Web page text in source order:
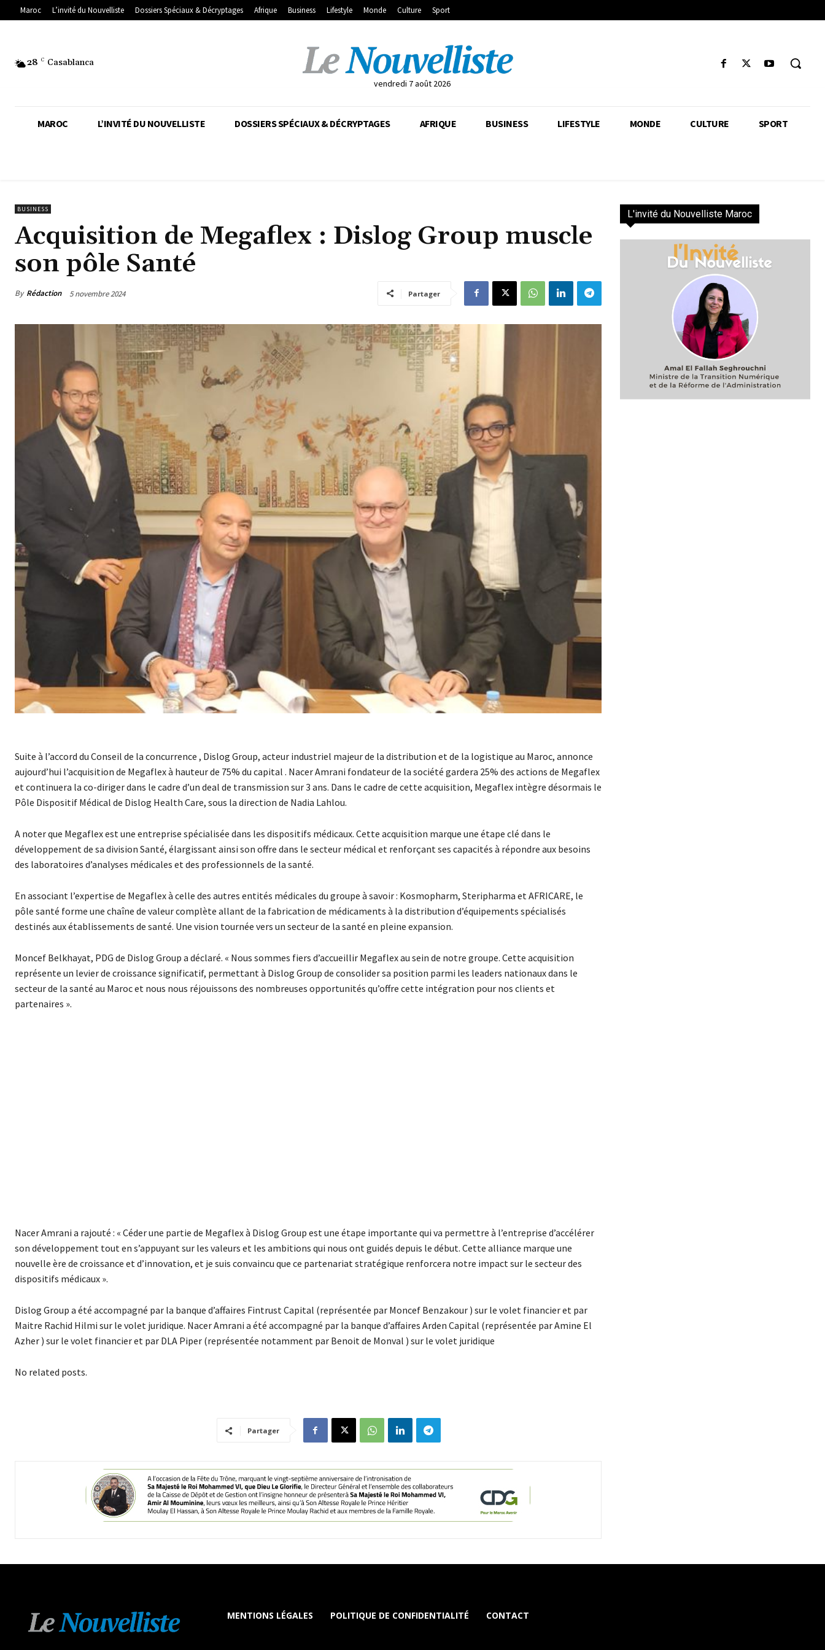
Maroc L’invité du Nouvelliste Dossiers Spéciaux & Décryptages Afrique Business Lifestyle Monde Culture Sport
28 C Casablanca
vendredi 7 août 2026
MAROC L’INVITÉ DU NOUVELLISTE DOSSIERS SPÉCIAUX & DÉCRYPTAGES AFRIQUE BUSINESS LIFESTYLE MONDE CULTURE SPORT
BUSINESS
Acquisition de Megaflex : Dislog Group muscle
son pôle Santé
By Rédaction 5 novembre 2024 Partager
Suite à l’accord du Conseil de la concurrence , Dislog Group, acteur industriel majeur de la distribution et de la logistique au Maroc, annonce
aujourd’hui l’acquisition de Megaflex à hauteur de 75% du capital . Nacer Amrani fondateur de la société gardera 25% des actions de Megaflex
et continuera la co-diriger dans le cadre d’un deal de transmission sur 3 ans. Dans le cadre de cette acquisition, Megaflex intègre désormais le
Pôle Dispositif Médical de Dislog Health Care, sous la direction de Nadia Lahlou.
A noter que Megaflex est une entreprise spécialisée dans les dispositifs médicaux. Cette acquisition marque une étape clé dans le
développement de sa division Santé, élargissant ainsi son offre dans le secteur médical et renforçant ses capacités à répondre aux besoins
des laboratoires d’analyses médicales et des professionnels de la santé.
En associant l’expertise de Megaflex à celle des autres entités médicales du groupe à savoir : Kosmopharm, Steripharma et AFRICARE, le
pôle santé forme une chaîne de valeur complète allant de la fabrication de médicaments à la distribution d’équipements spécialisés
destinés aux établissements de santé. Une vision tournée vers un secteur de la santé en pleine expansion.
Moncef Belkhayat, PDG de Dislog Group a déclaré. « Nous sommes fiers d’accueillir Megaflex au sein de notre groupe. Cette acquisition
représente un levier de croissance significatif, permettant à Dislog Group de consolider sa position parmi les leaders nationaux dans le
secteur de la santé au Maroc et nous nous réjouissons des nombreuses opportunités qu’offre cette intégration pour nos clients et
partenaires ».
Nacer Amrani a rajouté : « Céder une partie de Megaflex à Dislog Group est une étape importante qui va permettre à l’entreprise d’accélérer
son développement tout en s’appuyant sur les valeurs et les ambitions qui nous ont guidés depuis le début. Cette alliance marque une
nouvelle ère de croissance et d’innovation, et je suis convaincu que ce partenariat stratégique renforcera notre impact sur le secteur des
dispositifs médicaux ».
Dislog Group a été accompagné par la banque d’affaires Fintrust Capital (représentée par Moncef Benzakour ) sur le volet financier et par
Maitre Rachid Hilmi sur le volet juridique. Nacer Amrani a été accompagné par la banque d’affaires Arden Capital (représentée par Amine El
Azher ) sur le volet financier et par DLA Piper (représentée notamment par Benoit de Monval ) sur le volet juridique
No related posts.
Partager
L'invité du Nouvelliste Maroc
MENTIONS LÉGALES POLITIQUE DE CONFIDENTIALITÉ CONTACT